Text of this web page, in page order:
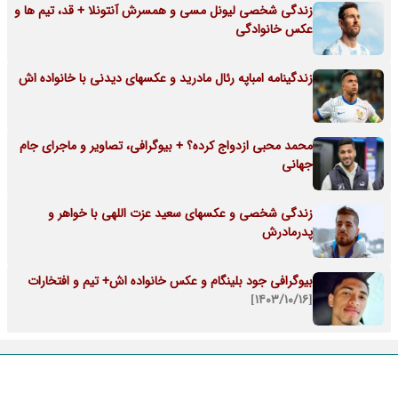
زندگی شخصی لیونل مسی و همسرش آنتونلا + قد، تیم ها و
عکس خانوادگی
زندگینامه امباپه رئال مادرید و عکسهای دیدنی با خانواده اش
محمد محبی ازدواج کرده؟ + بیوگرافی، تصاویر و ماجرای جام
جهانی
زندگی شخصی و عکسهای سعید عزت اللهی با خواهر و
پدرمادرش
بیوگرافی جود بلینگام و عکس خانواده اش+ تیم و افتخارات
[۱۴۰۳/۱۰/۱۶]